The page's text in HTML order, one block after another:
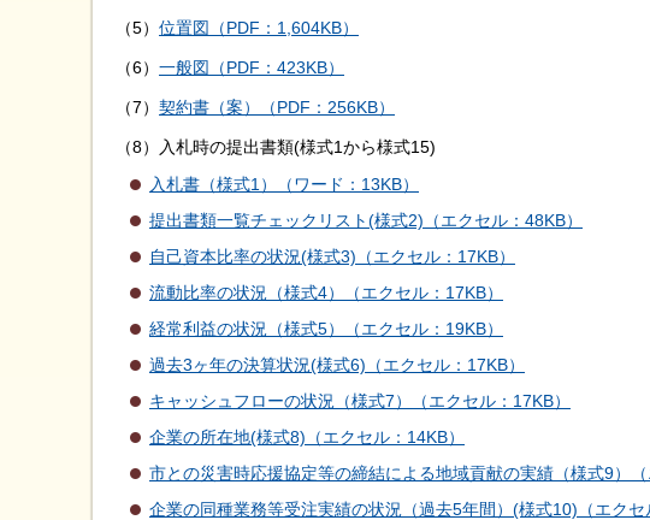
（5） 位置図（PDF：1,604KB）
（6） 一般図（PDF：423KB）
（7） 契約書（案）（PDF：256KB）
（8）入札時の提出書類(様式1から様式15)
入札書（様式1）（ワード：13KB）
提出書類一覧チェックリスト(様式2)（エクセル：48KB）
自己資本比率の状況(様式3)（エクセル：17KB）
流動比率の状況（様式4）（エクセル：17KB）
経常利益の状況（様式5）（エクセル：19KB）
過去3ヶ年の決算状況(様式6)（エクセル：17KB）
キャッシュフローの状況（様式7）（エクセル：17KB）
企業の所在地(様式8)（エクセル：14KB）
市との災害時応援協定等の締結による地域貢献の実績（様式9）（
企業の同種業務等受注実績の状況（過去5年間）(様式10)（エクセ